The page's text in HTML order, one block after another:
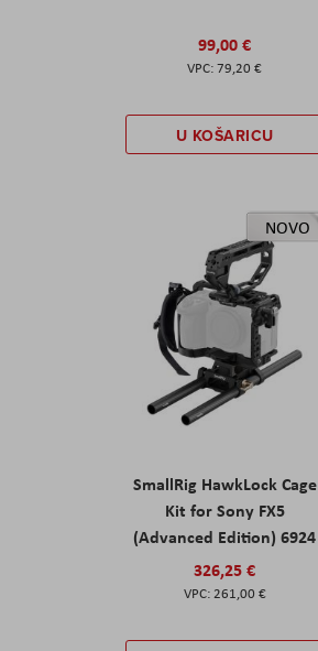
99,00 €
79,20 €
U KOŠARICU
NOVO
SmallRig HawkLock Cage
Kit for Sony FX5
(Advanced Edition) 6924
326,25 €
261,00 €